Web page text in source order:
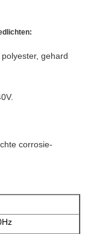
gehard
corrosie-